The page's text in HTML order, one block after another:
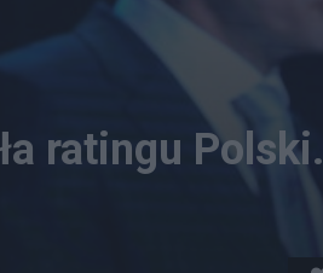
ratingu Polski.